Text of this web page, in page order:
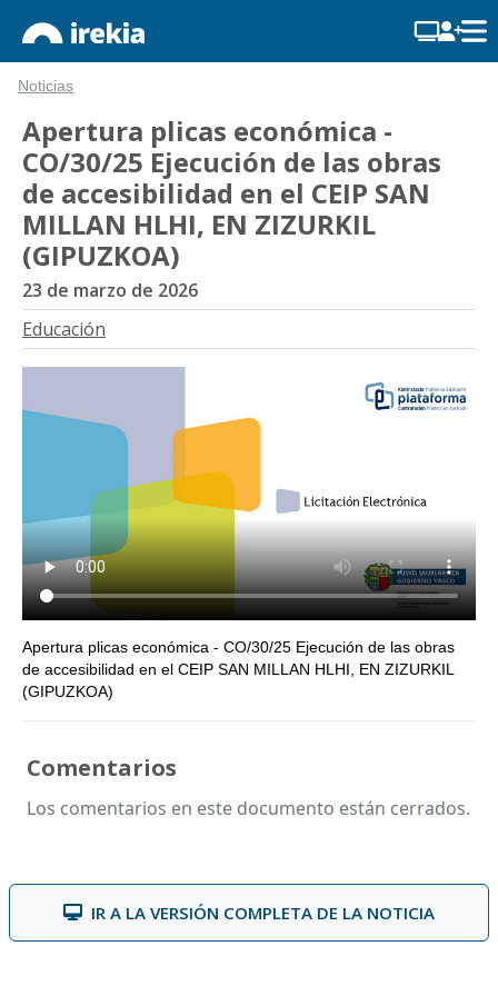
Noticias
Apertura plicas económica -
CO/30/25 Ejecución de las obras
de accesibilidad en el CEIP SAN
MILLAN HLHI, EN ZIZURKIL
(GIPUZKOA)
23 de marzo de 2026
Educación
Apertura plicas económica - CO/30/25 Ejecución de las obras
de accesibilidad en el CEIP SAN MILLAN HLHI, EN ZIZURKIL
(GIPUZKOA)
Comentarios
Los comentarios en este documento están cerrados.
IR A LA VERSIÓN COMPLETA DE LA NOTICIA